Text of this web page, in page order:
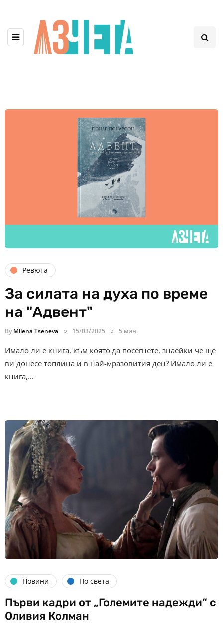
Ревюта
За силата на духа по време
на "Адвент"
By Milena Tseneva 15/03/2025 5 мин.
Имало ли е книга, към която да посегнете, знаейки че ще
ви донесе топлина и в най-мразовития ден? Имало ли е
книга,…
Новини По света
Първи кадри от „Големите надежди“ с
Оливия Колман